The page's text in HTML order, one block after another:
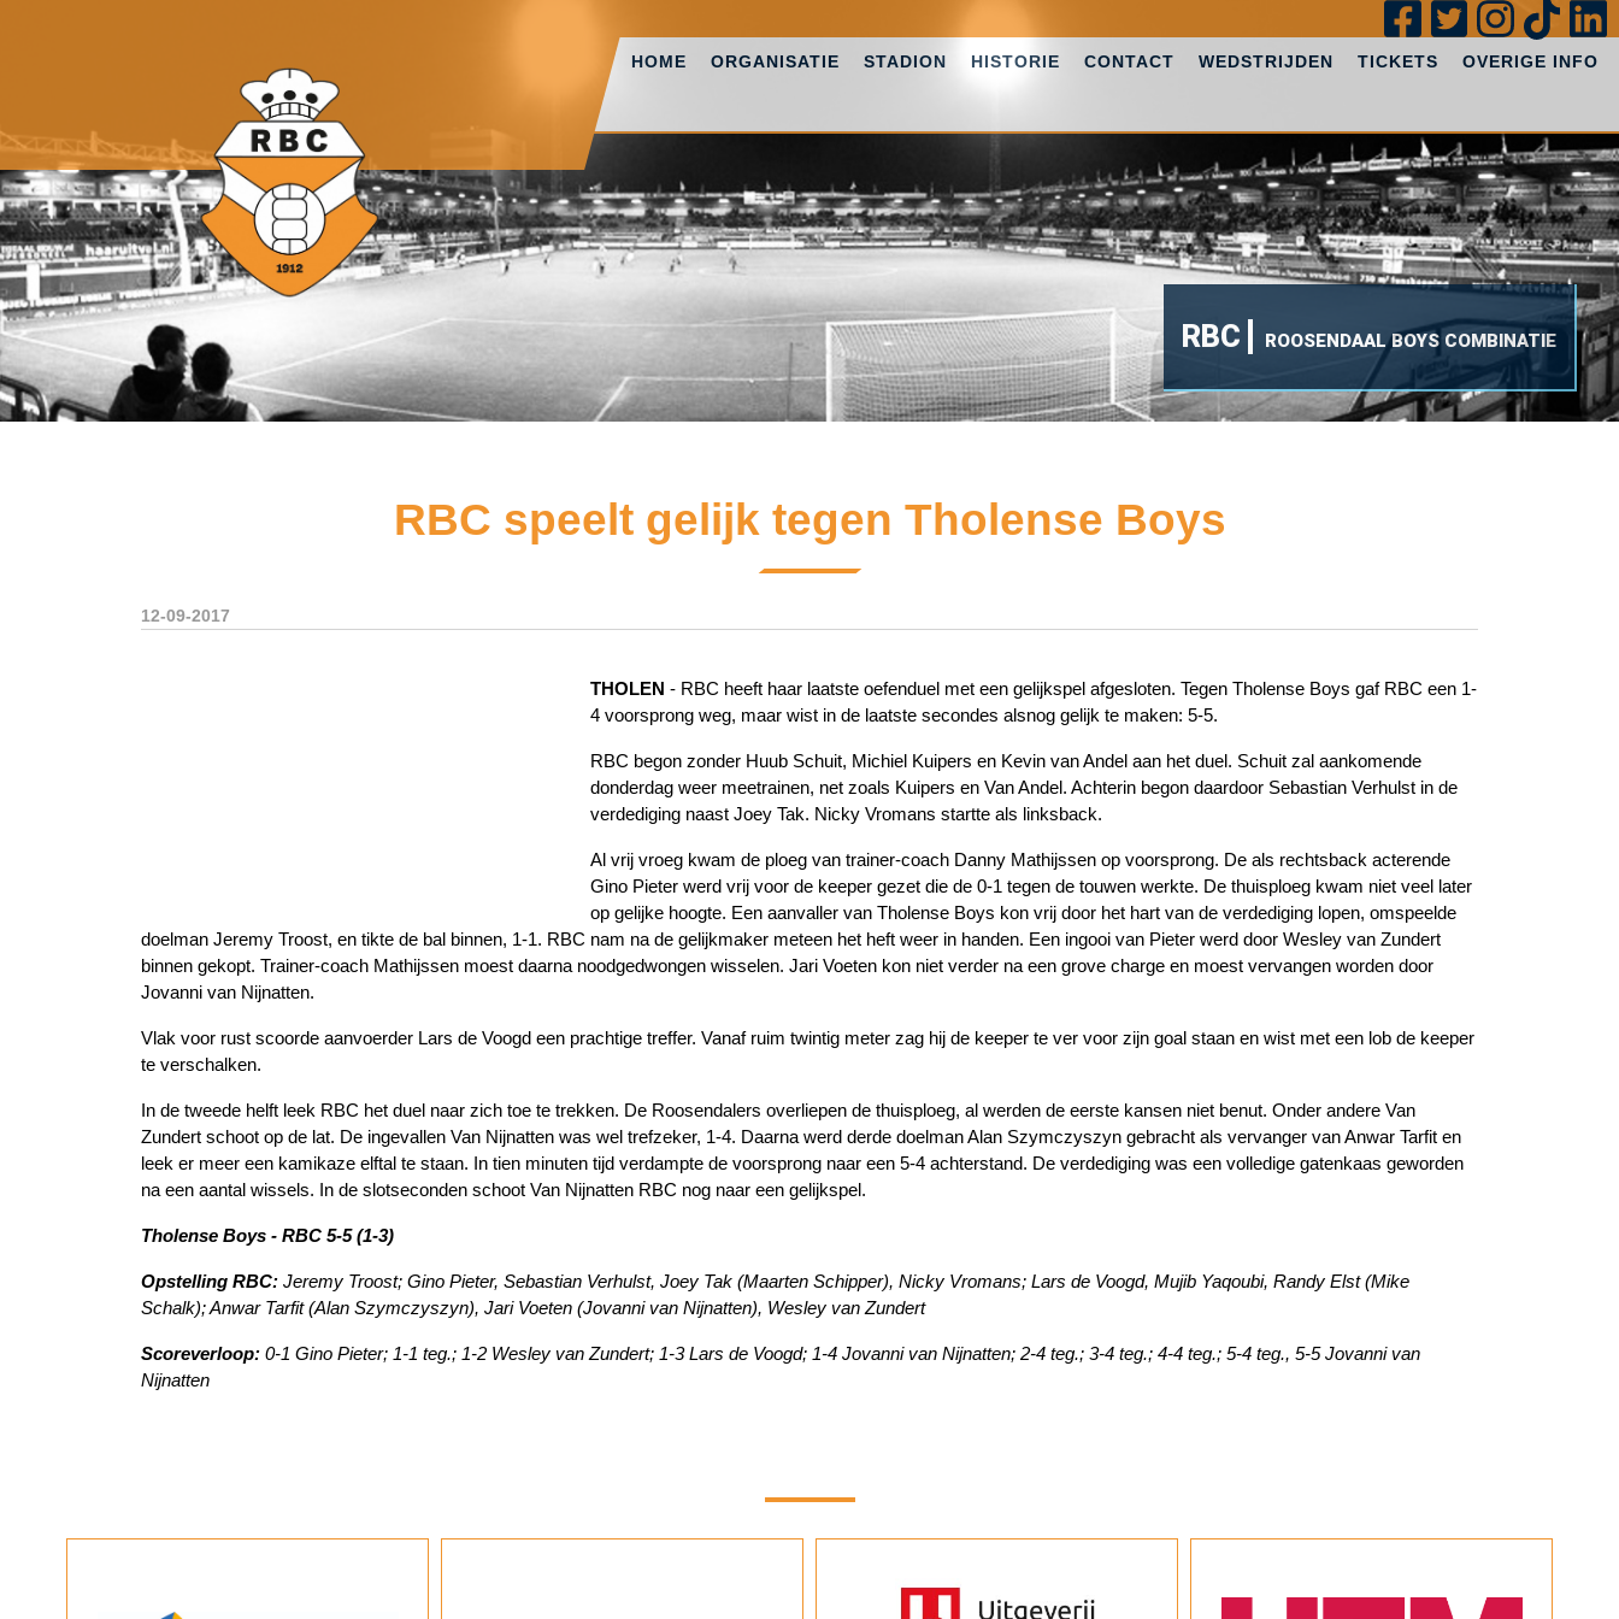
RBC ROOSENDAAL BOYS COMBINATIE
HOME ORGANISATIE STADION HISTORIE CONTACT WEDSTRIJDEN TICKETS OVERIGE INFO
RBC speelt gelijk tegen Tholense Boys
12-09-2017
THOLEN - RBC heeft haar laatste oefenduel met een gelijkspel afgesloten. Tegen Tholense Boys gaf RBC een 1-
4 voorsprong weg, maar wist in de laatste secondes alsnog gelijk te maken: 5-5.
RBC begon zonder Huub Schuit, Michiel Kuipers en Kevin van Andel aan het duel. Schuit zal aankomende
donderdag weer meetrainen, net zoals Kuipers en Van Andel. Achterin begon daardoor Sebastian Verhulst in de
verdediging naast Joey Tak. Nicky Vromans startte als linksback.
Al vrij vroeg kwam de ploeg van trainer-coach Danny Mathijssen op voorsprong. De als rechtsback acterende
Gino Pieter werd vrij voor de keeper gezet die de 0-1 tegen de touwen werkte. De thuisploeg kwam niet veel later
op gelijke hoogte. Een aanvaller van Tholense Boys kon vrij door het hart van de verdediging lopen, omspeelde
doelman Jeremy Troost, en tikte de bal binnen, 1-1. RBC nam na de gelijkmaker meteen het heft weer in handen. Een ingooi van Pieter werd door Wesley van Zundert
binnen gekopt. Trainer-coach Mathijssen moest daarna noodgedwongen wisselen. Jari Voeten kon niet verder na een grove charge en moest vervangen worden door
Jovanni van Nijnatten.
Vlak voor rust scoorde aanvoerder Lars de Voogd een prachtige treffer. Vanaf ruim twintig meter zag hij de keeper te ver voor zijn goal staan en wist met een lob de keeper
te verschalken.
In de tweede helft leek RBC het duel naar zich toe te trekken. De Roosendalers overliepen de thuisploeg, al werden de eerste kansen niet benut. Onder andere Van
Zundert schoot op de lat. De ingevallen Van Nijnatten was wel trefzeker, 1-4. Daarna werd derde doelman Alan Szymczyszyn gebracht als vervanger van Anwar Tarfit en
leek er meer een kamikaze elftal te staan. In tien minuten tijd verdampte de voorsprong naar een 5-4 achterstand. De verdediging was een volledige gatenkaas geworden
na een aantal wissels. In de slotseconden schoot Van Nijnatten RBC nog naar een gelijkspel.
Tholense Boys - RBC 5-5 (1-3)
Opstelling RBC: Jeremy Troost; Gino Pieter, Sebastian Verhulst, Joey Tak (Maarten Schipper), Nicky Vromans; Lars de Voogd, Mujib Yaqoubi, Randy Elst (Mike
Schalk); Anwar Tarfit (Alan Szymczyszyn), Jari Voeten (Jovanni van Nijnatten), Wesley van Zundert
Scoreverloop: 0-1 Gino Pieter; 1-1 teg.; 1-2 Wesley van Zundert; 1-3 Lars de Voogd; 1-4 Jovanni van Nijnatten; 2-4 teg.; 3-4 teg.; 4-4 teg.; 5-4 teg., 5-5 Jovanni van
Nijnatten